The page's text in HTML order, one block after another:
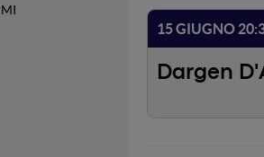
15 GIUGNO
Dargen